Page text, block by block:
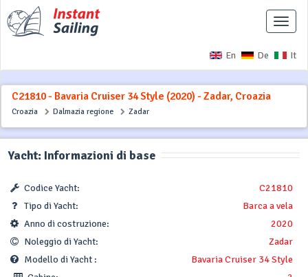
En De It
C21810 - Bavaria Cruiser 34 Style (2020) - Zadar, Croazia
Croazia Dalmazia regione Zadar
Yacht: Informazioni di base
Codice Yacht:
C21810
Tipo di Yacht:
Barca a vela
Anno di costruzione:
2020
Noleggio di Yacht:
Zadar
Modello di Yacht :
Bavaria Cruiser 34 Style